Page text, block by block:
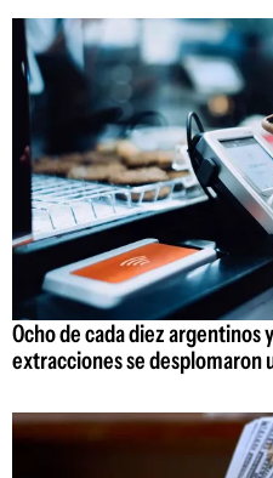
Ocho de cada diez argentinos
extracciones se desplomaron